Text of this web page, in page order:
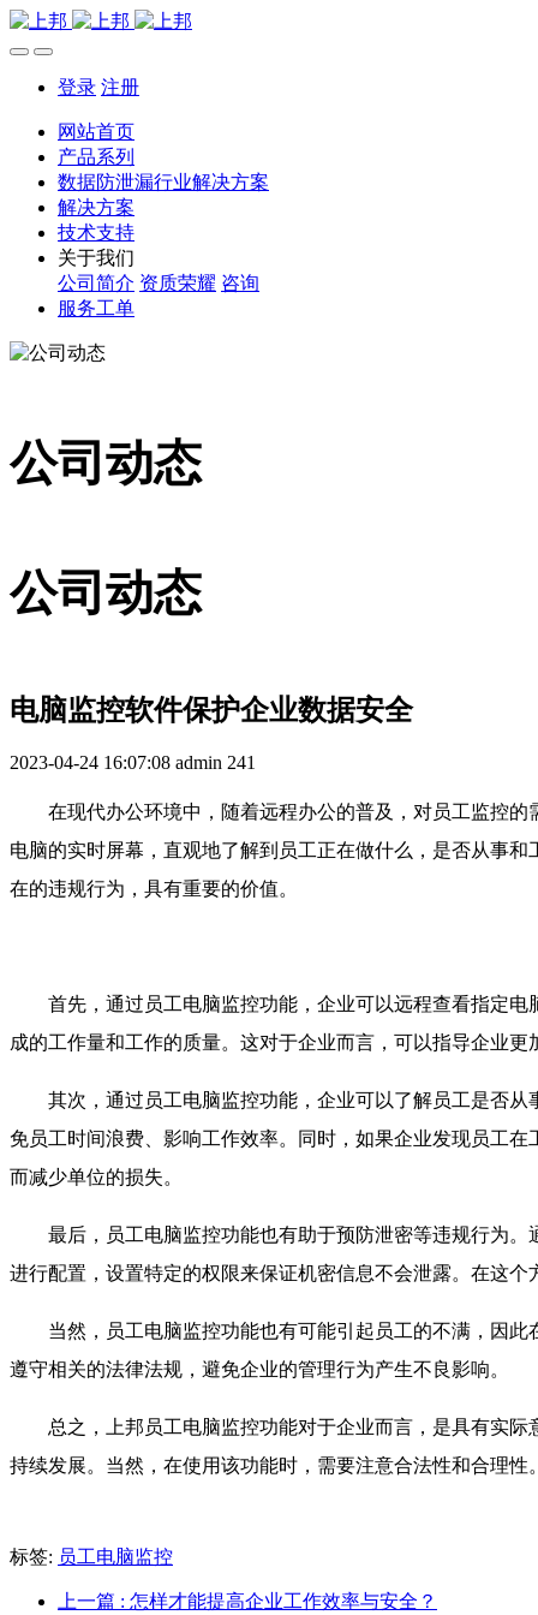
登录 注册
网站首页
产品系列
数据防泄漏行业解决方案
解决方案
技术支持
关于我们
公司简介 资质荣耀 咨询
服务工单
公司动态
公司动态
电脑监控软件保护企业数据安全
2023-04-24 16:07:08 admin 241
在现代办公环境中，随着远程办公的普及，对员工监控
电脑的实时屏幕，直观地了解到员工正在做什么，是否从事
在的违规行为，具有重要的价值。
首先，通过员工电脑监控功能，企业可以远程查看指定
成的工作量和工作的质量。这对于企业而言，可以指导企业
其次，通过员工电脑监控功能，企业可以了解员工是否
免员工时间浪费、影响工作效率。同时，如果企业发现员工
而减少单位的损失。
最后，员工电脑监控功能也有助于预防泄密等违规行为
进行配置，设置特定的权限来保证机密信息不会泄露。在这
当然，员工电脑监控功能也有可能引起员工的不满，因
遵守相关的法律法规，避免企业的管理行为产生不良影响。
总之，上邦员工电脑监控功能对于企业而言，是具有实
持续发展。当然，在使用该功能时，需要注意合法性和合理
标签: 员工电脑监控
上一篇 : 怎样才能提高企业工作效率与安全？